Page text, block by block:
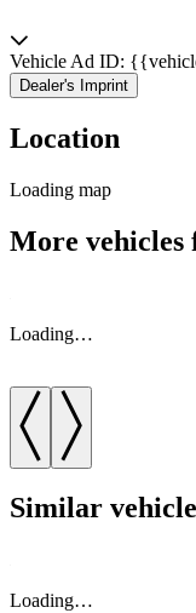
Vehicle Ad ID:
Dealer's Imprint
Location
Loading map
More
Loading…
Similar
Loading…